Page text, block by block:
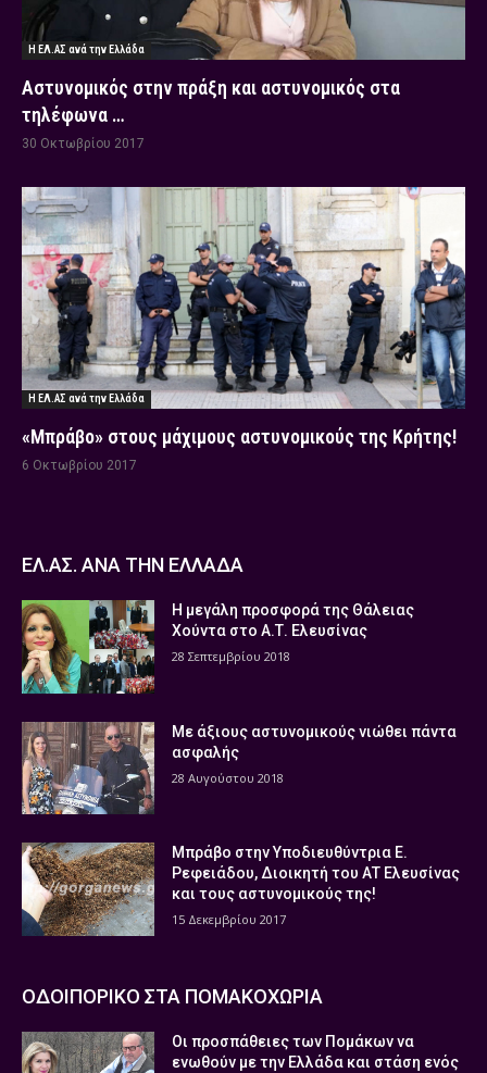
Η ΕΛ.ΑΣ ανά την Ελλάδα
Αστυνομικός στην πράξη και αστυνομικός στα
τηλέφωνα …
30 Οκτωβρίου 2017
Η ΕΛ.ΑΣ ανά την Ελλάδα
«Μπράβο» στους μάχιμους αστυνομικούς της Κρήτης!
6 Οκτωβρίου 2017
ΕΛ.ΑΣ. ΑΝΑ ΤΗΝ ΕΛΛΑΔΑ
Η μεγάλη προσφορά της Θάλειας
Χούντα στο Α.Τ. Ελευσίνας
28 Σεπτεμβρίου 2018
Με άξιους αστυνομικούς νιώθει πάντα
ασφαλής
28 Αυγούστου 2018
Μπράβο στην Υποδιευθύντρια Ε.
Ρεφειάδου, Διοικητή του ΑΤ Ελευσίνας
και τους αστυνομικούς της!
15 Δεκεμβρίου 2017
ΟΔΟΙΠΟΡΙΚΟ ΣΤΑ ΠΟΜΑΚΟΧΩΡΙΑ
Οι προσπάθειες των Πομάκων να
ενωθούν με την Ελλάδα και στάση ενός